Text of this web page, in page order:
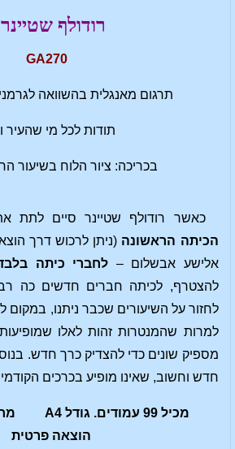
רודולף שטיינר
GA270
תרגום מאנגלית בהשוואה
תודות לכל מי שהעיר
בכריכה: ציור הלוח בשיעור
כאשר רודולף שטיינר סיים לתת את 19
הכיתה הראשונה (ניתן לרכוש דרך
אלישע אבשלום – לחברי כיתה
להצטרף, לכיתה חברים חדשים כה
לחזור על השיעורים שכבר ניתנו,
למרות שהמנטרות זהות לאלו
מספיק שונים כדי להצדיק כרך חדש.
חדש וחשוב, שאינו מופיע בכרכים
הוצאה פרטית